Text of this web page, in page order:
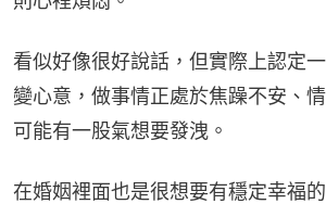
看似好像很好說話，但實際上認定
變心意，做事情正處於焦躁不安、
可能有一股氣想要發洩。
在婚姻裡面也是很想要有穩定幸福